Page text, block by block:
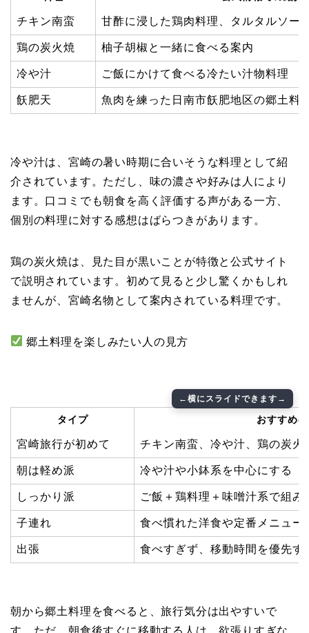
チキン南蛮 甘酢に浸した鶏肉料理、タルタルソー
鶏の炭火焼 柚子胡椒と一緒に食べる案内
冷や汁 ご飯にかけて食べる冷たい汁物料理
飫肥天 魚肉を練った日南市飫肥地区の郷土料
冷や汁は、宮崎の暑い時期に合いそうな料理として紹
介されています。ただし、味の濃さや好みは人により
ます。口コミでも朝食を高く評価する声がある一方、
個別の料理に対する感想はばらつきがあります。
鶏の炭火焼は、見た目が黒いことが特徴と公式サイト
で説明されています。初めて見ると少し驚くかもしれ
ませんが、宮崎名物として案内されている料理です。
郷土料理を楽しみたい人の見方
タイプ おすすめ
宮崎旅行が初めて チキン南蛮、冷や汁、鶏の炭火
朝は軽め派 冷や汁や小鉢系を中心にする
しっかり派 ご飯＋鶏料理＋味噌汁系で組み
子連れ 食べ慣れた洋食や定番メニュー
出張 食べすぎず、移動時間を優先す
朝から郷土料理を食べると、旅行気分は出やすいで
す。ただ、朝食後すぐに移動する人は、欲張りすぎな